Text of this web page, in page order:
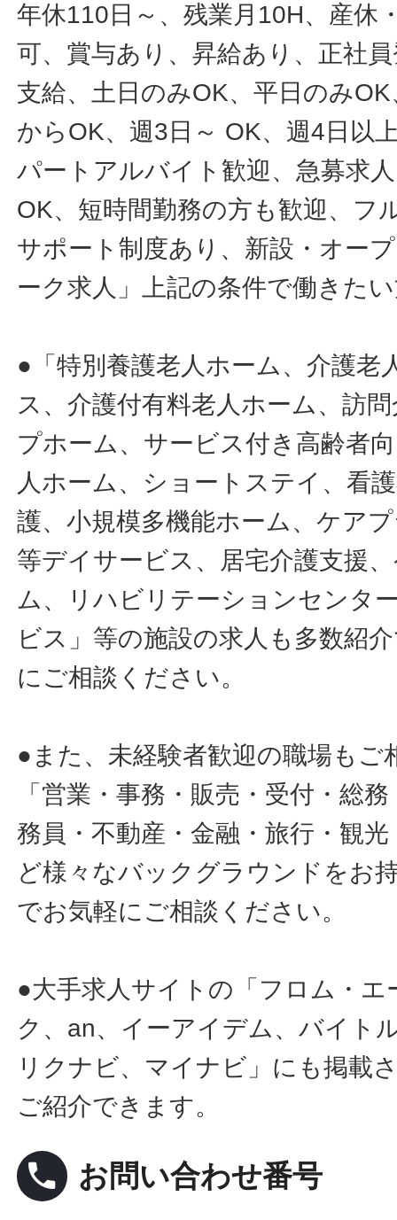
年休110日～、残業月10H、産休
可、賞与あり、昇給あり、正社
支給、土日のみOK、平日のみ
からOK、週3日～ OK、週4日以
パートアルバイト歓迎、急募求
OK、短時間勤務の方も歓迎、フ
サポート制度あり、新設・オー
ーク求人」上記の条件で働きた
●「特別養護老人ホーム、介護老
ス、介護付有料老人ホーム、訪
プホーム、サービス付き高齢者
人ホーム、ショートステイ、看
護、小規模多機能ホーム、ケア
等デイサービス、居宅介護支援
ム、リハビリテーションセンタ
ビス」等の施設の求人も多数紹
にご相談ください。
●また、未経験者歓迎の職場もご
「営業・事務・販売・受付・総
務員・不動産・金融・旅行・観
ど様々なバックグラウンドをお
でお気軽にご相談ください。
●大手求人サイトの「フロム・
ク、an、イーアイデム、バイト
リクナビ、マイナビ」にも掲載
ご紹介できます。
local_phone お問い合わせ番号